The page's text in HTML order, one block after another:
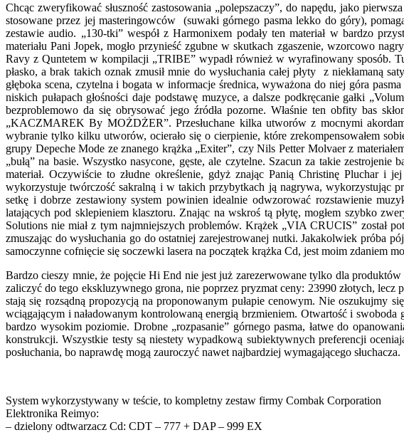
Chcąc zweryfikować słuszność zastosowania „polepszaczy”, do napędu, jako
stosowane przez jej masteringowców (suwaki górnego pasma lekko do góry),
zestawie audio. „130-tki” wespół z Harmonixem podały ten materiał w bardzo
materiału Pani Jopek, mogło przynieść zgubne w skutkach zgaszenie, wzorcowo
Ravy z Quntetem w kompilacji „TRIBE” wypadł również w wyrafinowany sposób.
płasko, a brak takich oznak zmusił mnie do wysłuchania całej płyty z niekłamaną
głęboka scena, czytelna i bogata w informacje średnica, wyważona do niej góra
niskich pułapach głośności daje podstawę muzyce, a dalsze podkręcanie gałki
bezproblemowo da się obrysować jego źródła pozorne. Właśnie ten obfity bas
„KACZMAREK By MOŻDŻER”. Przesłuchane kilka utworów z mocnymi
wybranie tylko kilku utworów, ocierało się o cierpienie, które zrekompensowałem
grupy Depeche Mode ze znanego krążka „Exiter”, czy Nils Petter Molvaer z
„bułą” na basie. Wszystko nasycone, gęste, ale czytelne. Szacun za takie
materiał. Oczywiście to złudne określenie, gdyż znając Panią Christinę Pluchar
wykorzystuje twórczość sakralną i w takich przybytkach ją nagrywa, wykorzystując
setkę i dobrze zestawiony system powinien idealnie odwzorować rozstawienie
latających pod sklepieniem klasztoru. Znając na wskroś tą płytę, mogłem szybko
Solutions nie miał z tym najmniejszych problemów. Krążek „VIA CRUCIS” został
zmuszając do wysłuchania go do ostatniej zarejestrowanej nutki. Jakakolwiek próba
samoczynne cofnięcie się soczewki lasera na początek krążka Cd, jest moim zdaniem
Bardzo cieszy mnie, że pojęcie Hi End nie jest już zarezerwowane tylko dla
zaliczyć do tego ekskluzywnego grona, nie poprzez pryzmat ceny: 23990 złotych,
stają się rozsądną propozycją na proponowanym pułapie cenowym. Nie oszukujmy
wciągającym i naładowanym kontrolowaną energią brzmieniem. Otwartość i
bardzo wysokim poziomie. Drobne „rozpasanie” górnego pasma, łatwe do
konstrukcji. Wszystkie testy są niestety wypadkową subiektywnych preferencji
posłuchania, bo naprawdę mogą zauroczyć nawet najbardziej wymagającego słuchacza.
System wykorzystywany w teście, to kompletny zestaw firmy Combak Corporation
Elektronika Reimyo:
– dzielony odtwarzacz Cd: CDT – 777 + DAP – 999 EX